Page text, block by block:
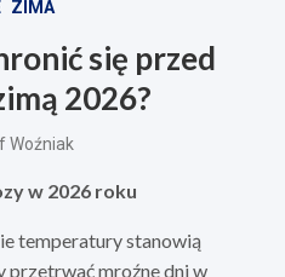
ZIMA
się przed
2026?
Woźniak
w 2026 roku
temperatury stanowią
przetrwać mroźne dni w